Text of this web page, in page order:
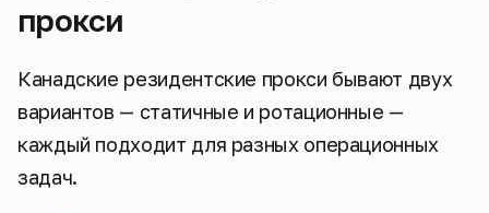
прокси
Канадские резидентские прокси бывают двух
вариантов — статичные и ротационные —
каждый подходит для разных операционных
задач.